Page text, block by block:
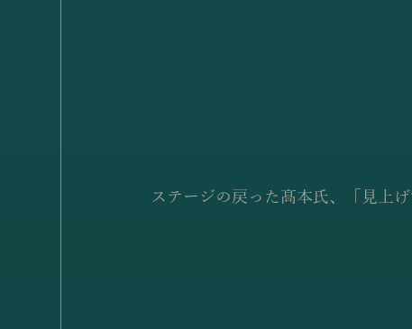
ステージの戻った髙本氏、「見上